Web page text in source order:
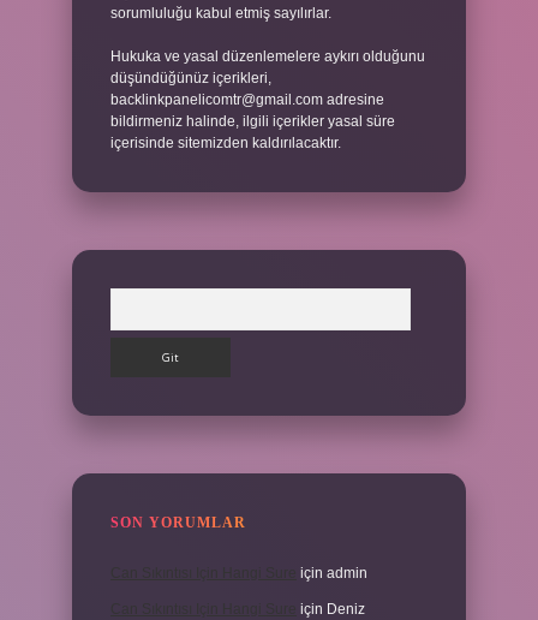
sorumluluğu kabul etmiş sayılırlar.
Hukuka ve yasal düzenlemelere aykırı olduğunu
düşündüğünüz içerikleri,
backlinkpanelicomtr@gmail.com adresine
bildirmeniz halinde, ilgili içerikler yasal süre
içerisinde sitemizden kaldırılacaktır.
SON YORUMLAR
için admin
için Deniz